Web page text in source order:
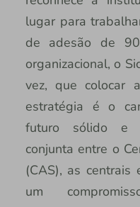
lugar para
de adesão de
organizacional, o
vez, que colocar
estratégia é o
futuro sólido e
conjunta entre o
(CAS), as centrais
um